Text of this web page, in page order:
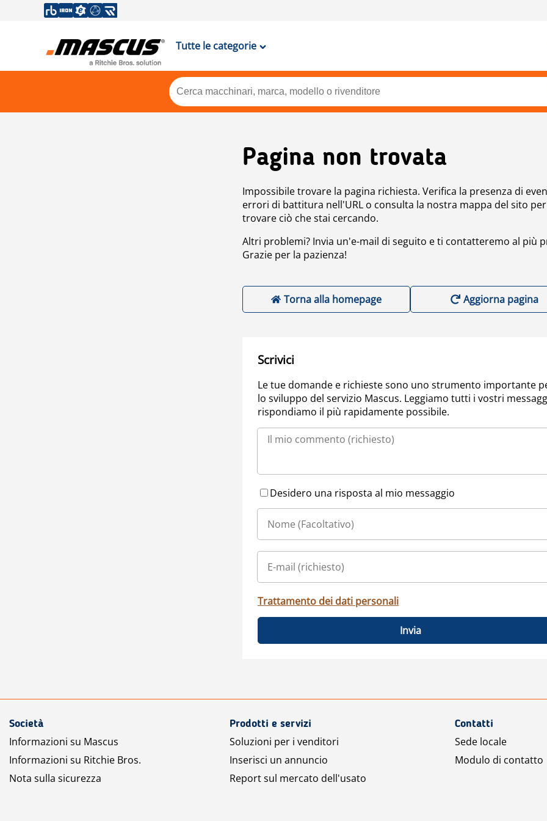
Tutte le categorie
Pagina non trovata
Impossibile trovare la pagina richiesta. Verifica la presenza di
errori di battitura nell'URL o consulta la nostra mappa del sito per
trovare ciò che stai cercando.
Altri problemi? Invia un'e-mail di seguito e ti contatteremo al più
Grazie per la pazienza!
Torna alla homepage Aggiorna pagina
Scrivici
Le tue domande e richieste sono uno strumento importante
lo sviluppo del servizio Mascus. Leggiamo tutti i vostri
rispondiamo il più rapidamente possibile.
Desidero una risposta al mio messaggio
Trattamento dei dati personali
Invia
Società
Informazioni su Mascus
Informazioni su Ritchie Bros.
Nota sulla sicurezza
Prodotti e servizi
Soluzioni per i venditori
Inserisci un annuncio
Report sul mercato dell'usato
Contatti
Sede locale
Modulo di contatto